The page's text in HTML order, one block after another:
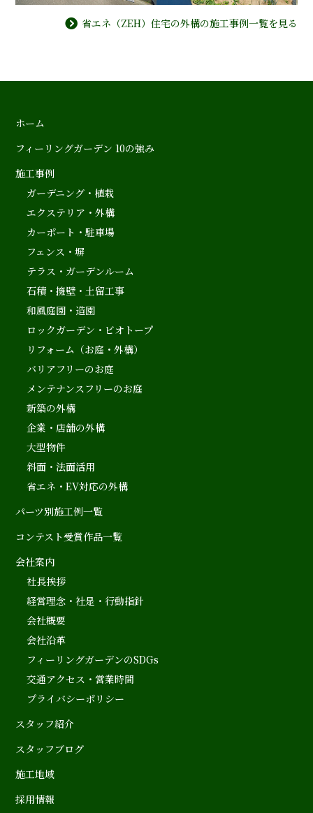
省エネ（ZEH）住宅の外構の施工事例一覧を見る
ホーム
フィーリングガーデン 10の強み
施工事例
ガーデニング・植栽
エクステリア・外構
カーポート・駐車場
フェンス・塀
テラス・ガーデンルーム
石積・擁壁・土留工事
和風庭園・造園
ロックガーデン・ビオトープ
リフォーム（お庭・外構）
バリアフリーのお庭
メンテナンスフリーのお庭
新築の外構
企業・店舗の外構
大型物件
斜面・法面活用
省エネ・EV対応の外構
パーツ別施工例一覧
コンテスト受賞作品一覧
会社案内
社長挨拶
経営理念・社是・行動指針
会社概要
会社沿革
フィーリングガーデンのSDGs
交通アクセス・営業時間
プライバシーポリシー
スタッフ紹介
スタッフブログ
施工地域
採用情報